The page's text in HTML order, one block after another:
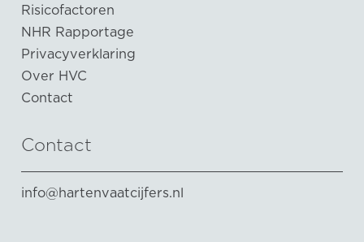
Risicofactoren
NHR Rapportage
Privacyverklaring
Over HVC
Contact
Contact
info@hartenvaatcijfers.nl